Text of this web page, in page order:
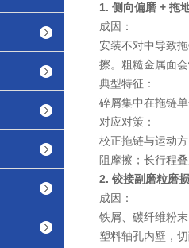
1. 侧向偏磨 + 拖
成因 ：
安装不对中导致
擦。粗糙金属面
典型特征 ：
碎屑集中在拖链
对应对策 ：
校正拖链与运动
阻摩擦；长行程
2. 铰接副磨粒磨
成因 ：
铁屑、碳纤维粉
塑料轴孔内壁，